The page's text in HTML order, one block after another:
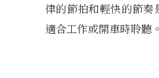
律的節拍和輕快的節奏
適合工作或開車時聆聽。